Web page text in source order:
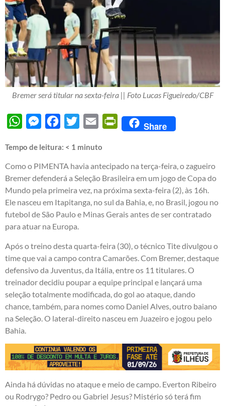
Bremer será titular na sexta-feira || Foto Lucas Figueiredo/CBF
WhatsAppMessengerFacebook
Twitter Email PrintFriendly
Share
Tempo de leitura: < 1 minuto
Como o PIMENTA havia antecipado na terça-feira, o zagueiro
Bremer defenderá a Seleção Brasileira em um jogo de Copa do
Mundo pela primeira vez, na próxima sexta-feira (2), às 16h.
Ele nasceu em Itapitanga, no sul da Bahia, e, no Brasil, jogou no
futebol de São Paulo e Minas Gerais antes de ser contratado
para atuar na Europa.
Após o treino desta quarta-feira (30), o técnico Tite divulgou o
time que vai a campo contra Camarões. Com Bremer, destaque
defensivo da Juventus, da Itália, entre os 11 titulares. O
treinador decidiu poupar a equipe principal e lançará uma
seleção totalmente modificada, do gol ao ataque, dando
chance, também, para nomes como Daniel Alves, outro baiano
na Seleção. O lateral-direito nasceu em Juazeiro e jogou pelo
Bahia.
Ainda há dúvidas no ataque e meio de campo. Everton Ribeiro
ou Rodrygo? Pedro ou Gabriel Jesus? Mistério só terá fim